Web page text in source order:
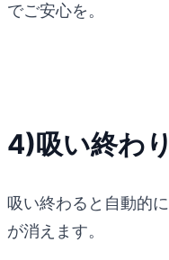
でご安心を。
4)吸い終わり
吸い終わると自動的
が消えます。